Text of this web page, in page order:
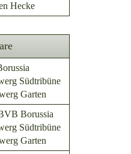
Hecke
Südtribüne
Garten
Borussia
Südtribüne
Garten